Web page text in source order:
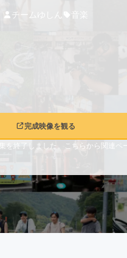
舞台・パ
for Social GoodCAMPFIRE
るさと納税 machi-yaコミュニテ
チームゆしん 音楽
完成映像を観る
を終了しました。こちらから関連ペ